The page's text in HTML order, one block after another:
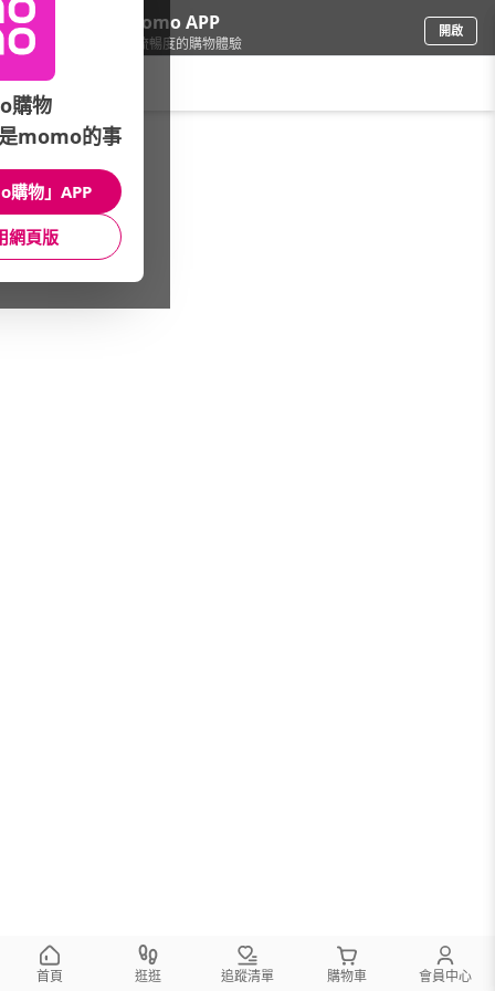
下載momo APP
給你3倍流暢度的購物體驗
開啟
車/機車/保管/防盜用品
館長推薦 月銷量
首頁 逛逛 追蹤清單 購物車 會員中心
購物
momo的事
購物」APP
網頁版